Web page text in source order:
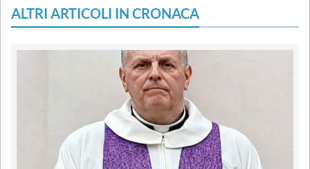
ALTRI ARTICOLI IN CRONACA